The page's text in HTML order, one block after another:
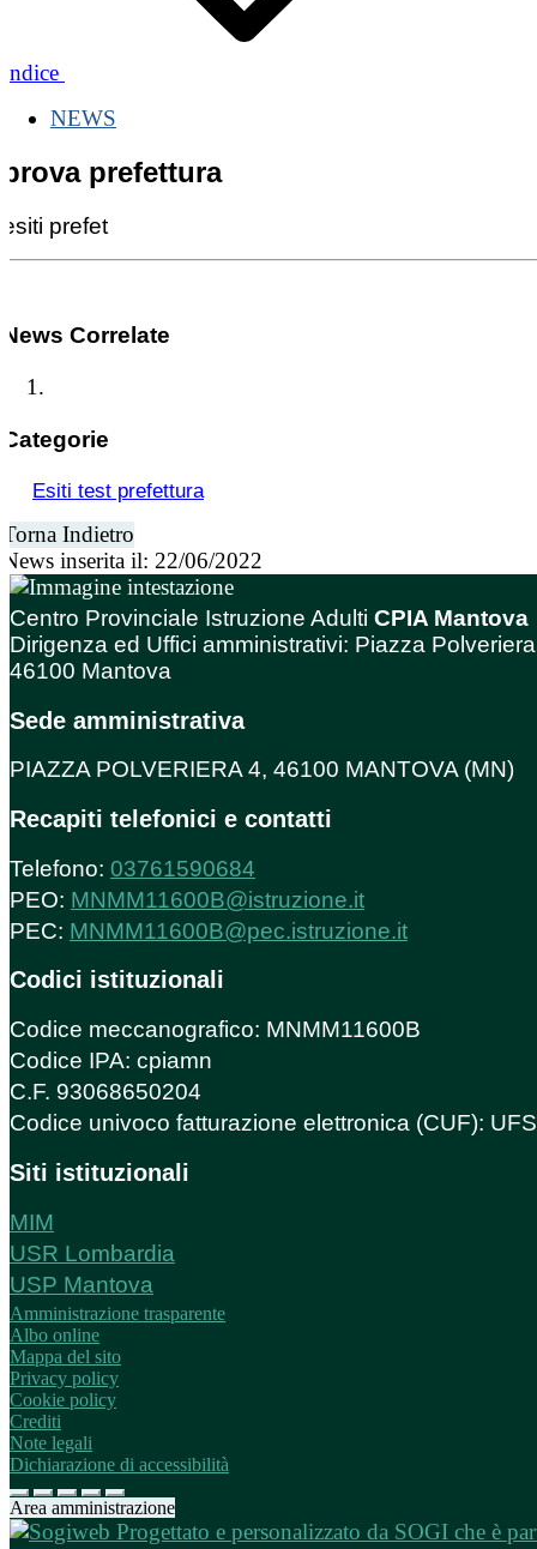
Indice
NEWS
prova prefettura
esiti prefet
News Correlate
Categorie
Esiti test prefettura
Torna Indietro
News inserita il: 22/06/2022
Centro Provinciale Istruzione Adulti CPIA Mantova
Dirigenza ed Uffici amministrativi: Piazza
46100 Mantova
Sede amministrativa
PIAZZA POLVERIERA 4, 46100 MANTOVA (MN)
Recapiti telefonici e contatti
Telefono: 03761590684
PEO: MNMM11600B@istruzione.it
PEC: MNMM11600B@pec.istruzione.it
Codici istituzionali
Codice meccanografico: MNMM11600B
Codice IPA: cpiamn
C.F. 93068650204
Codice univoco fatturazione elettronica (CUF):
Siti istituzionali
MIM
USR Lombardia
USP Mantova
Amministrazione trasparente
Albo online
Mappa del sito
Privacy policy
Cookie policy
Crediti
Note legali
Dichiarazione di accessibilità
Area amministrazione